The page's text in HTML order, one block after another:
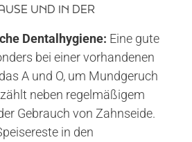
UND IN DER
Dentalhygiene: Eine gute
bei einer vorhandenen
A und O, um Mundgeruch
neben regelmäßigem
Gebrauch von Zahnseide.
in den